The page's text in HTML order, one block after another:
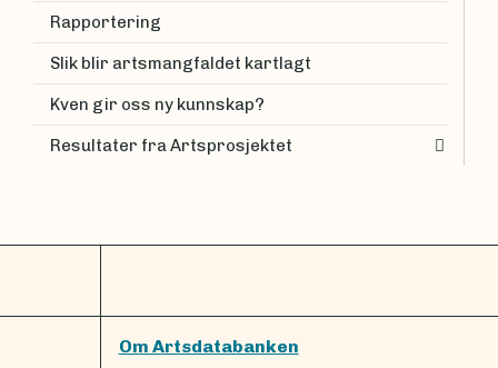
Rapportering
Slik blir artsmangfaldet kartlagt
Kven gir oss ny kunnskap?
Resultater fra Artsprosjektet
Om Artsdatabanken